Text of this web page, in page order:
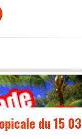
du 15 03